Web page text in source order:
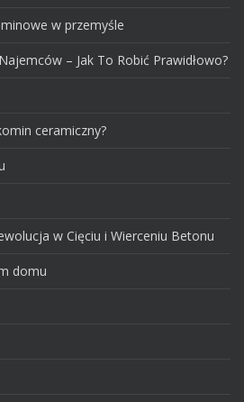
w przemyśle
– Jak To Robić Prawidłowo?
ceramiczny?
w Cięciu i Wierceniu Betonu
domu